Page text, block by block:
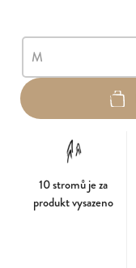
10 stromů je za
produkt vysazeno